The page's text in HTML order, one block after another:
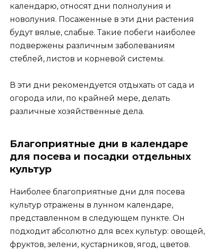
календарю, относят дни полнолуния и
новолуния. Посаженные в эти дни растения
будут вялые, слабые. Такие побеги наиболее
подвержены различным заболеваниям
стеблей, листов и корневой системы.
В эти дни рекомендуется отдыхать от сада и
огорода или, по крайней мере, делать
различные хозяйственные дела.
Благоприятные дни в календаре
для посева и посадки отдельных
культур
Наиболее благоприятные дни для посева
культур отражены в лунном календаре,
представленном в следующем пункте. Он
подходит абсолютно для всех культур: овощей,
фруктов, зелени, кустарников, ягод, цветов.